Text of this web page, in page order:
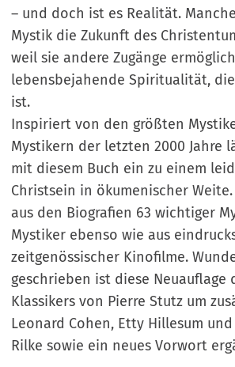
– und doch ist es Realität.
Mystik die Zukunft des
weil sie andere Zugänge
lebensbejahende Spiritualität,
ist.
Inspiriert von den größten
Mystikern der letzten 2000 Jahre
mit diesem Buch ein zu einem
Christsein in ökumenischer
aus den Biografien 63 wichtiger
Mystiker ebenso wie aus
zeitgenössischer Kinofilme.
geschrieben ist diese Neuauflage
Klassikers von Pierre Stutz um
Leonard Cohen, Etty Hillesum
Rilke sowie ein neues Vorwort